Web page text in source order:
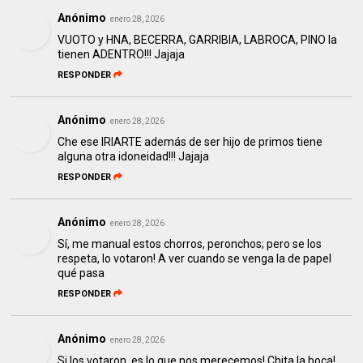
Anónimo enero 28, 2026
VUOTO y HNA, BECERRA, GARRIBIA, LABROCA, PINO la
tienen ADENTRO!!! Jajaja
RESPONDER
Anónimo enero 28, 2026
Che ese IRIARTE además de ser hijo de primos tiene
alguna otra idoneidad!!! Jajaja
RESPONDER
Anónimo enero 28, 2026
Sí, me manual estos chorros, peronchos; pero se los
respeta, lo votaron! A ver cuando se venga la de papel
qué pasa
RESPONDER
Anónimo enero 28, 2026